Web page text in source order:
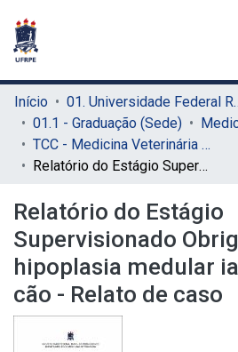
Início
01. Universidade
01.1 - Graduação (Sede)
TCC - Medicina Veterinária (Sede)
Relatório do Estágio Supervisionado Obrigatório (ESO): hipoplasia medular iatrogênica em cão - Relato de caso
Relatório do Estágio
Supervisionado
hipoplasia medular
cão - Relato de caso